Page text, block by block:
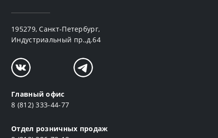
195279, Санкт-Петербург,
Индустриальный пр.,д.64
Главный офис
8 (812) 333-44-77
Отдел розничных продаж